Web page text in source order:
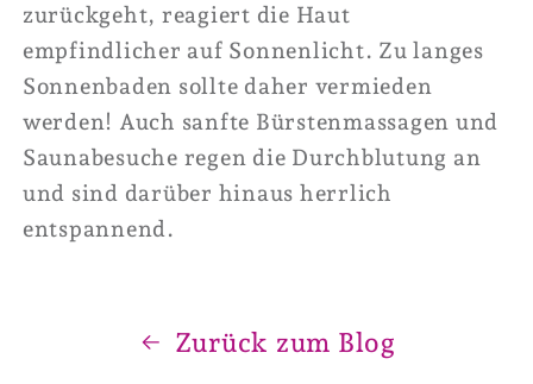
zurückgeht, reagiert die Haut
empfindlicher auf Sonnenlicht. Zu langes
Sonnenbaden sollte daher vermieden
werden! Auch sanfte Bürstenmassagen und
Saunabesuche regen die Durchblutung an
und sind darüber hinaus herrlich
entspannend.
Zurück zum Blog